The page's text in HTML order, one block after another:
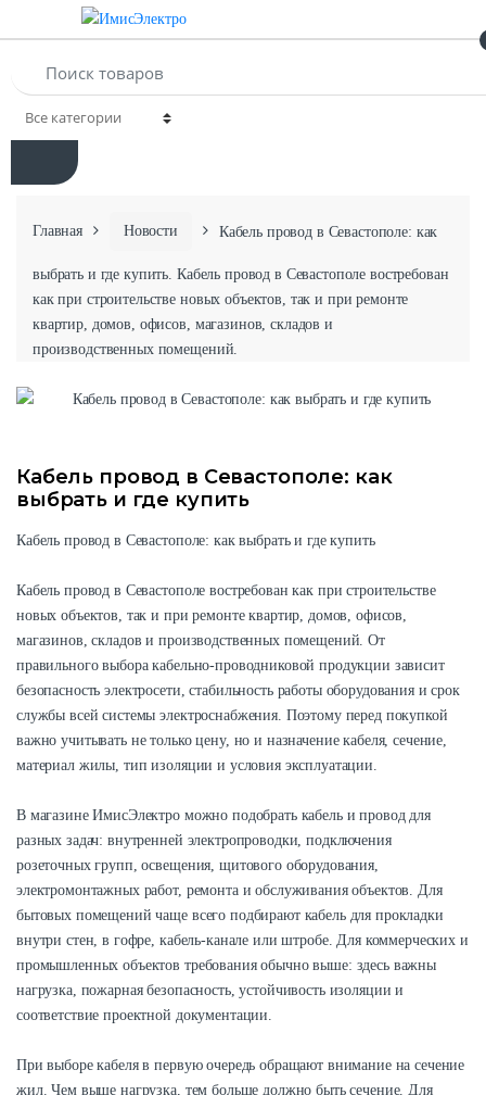
Главная Новости Кабель провод в Севастополе: как
выбрать и где купить. Кабель провод в Севастополе востребован
как при строительстве новых объектов, так и при ремонте
квартир, домов, офисов, магазинов, складов и
производственных помещений.
Кабель провод в Севастополе: как
выбрать и где купить
Кабель провод в Севастополе: как выбрать и где купить
Кабель провод в Севастополе востребован как при строительстве
новых объектов, так и при ремонте квартир, домов, офисов,
магазинов, складов и производственных помещений. От
правильного выбора кабельно-проводниковой продукции зависит
безопасность электросети, стабильность работы оборудования и срок
службы всей системы электроснабжения. Поэтому перед покупкой
важно учитывать не только цену, но и назначение кабеля, сечение,
материал жилы, тип изоляции и условия эксплуатации.
В магазине ИмисЭлектро можно подобрать кабель и провод для
разных задач: внутренней электропроводки, подключения
розеточных групп, освещения, щитового оборудования,
электромонтажных работ, ремонта и обслуживания объектов. Для
бытовых помещений чаще всего подбирают кабель для прокладки
внутри стен, в гофре, кабель-канале или штробе. Для коммерческих и
промышленных объектов требования обычно выше: здесь важны
нагрузка, пожарная безопасность, устойчивость изоляции и
соответствие проектной документации.
При выборе кабеля в первую очередь обращают внимание на сечение
жил. Чем выше нагрузка, тем больше должно быть сечение. Для